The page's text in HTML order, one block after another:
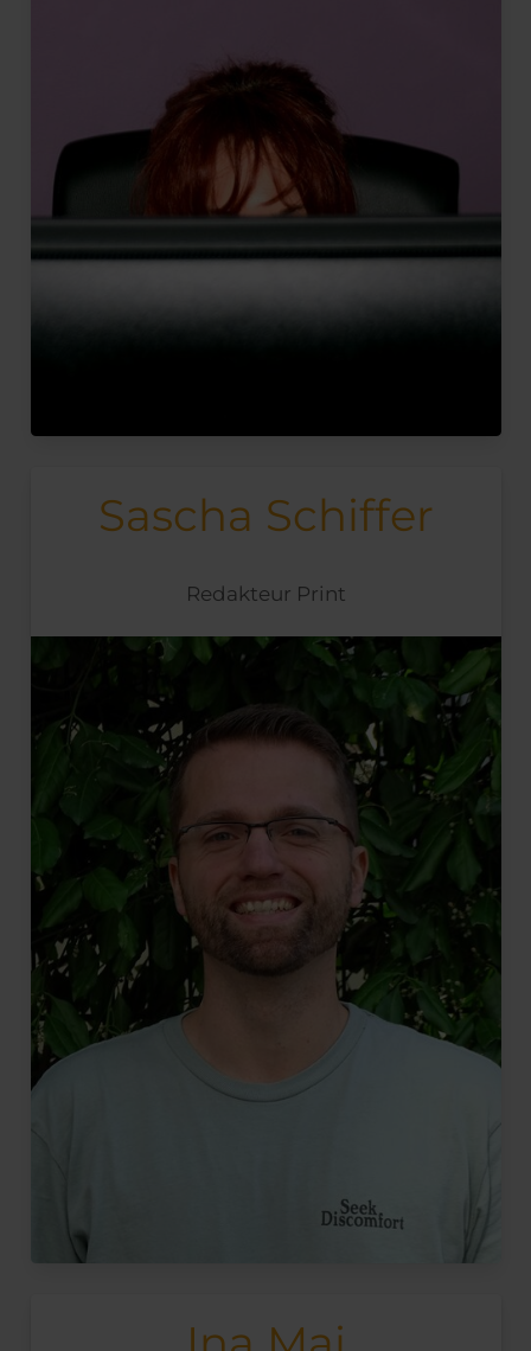
Sascha Schiffer
Redakteur Print